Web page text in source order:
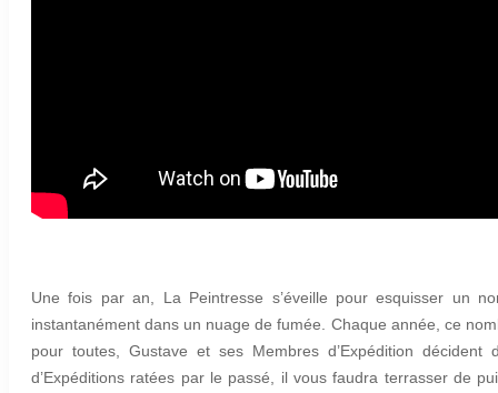
Une fois par an, La Peintresse s’éveille pour esquisser un
instantanément dans un nuage de fumée. Chaque année, ce
pour toutes, Gustave et ses Membres d’Expédition
d’Expéditions ratées par le passé, il vous faudra terrasser de